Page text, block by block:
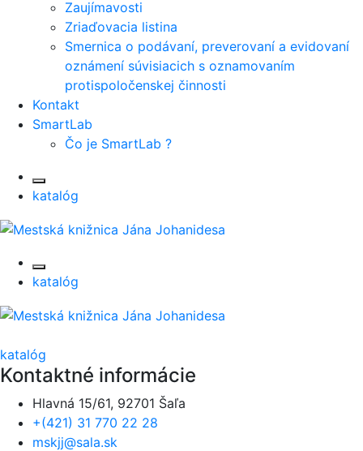
Zaujímavosti
Zriaďovacia listina
Smernica o podávaní, preverovaní a evidovaní
oznámení súvisiacich s oznamovaním
protispoločenskej činnosti
Kontakt
SmartLab
Čo je SmartLab ?
katalóg
katalóg
katalóg
Kontaktné informácie
Hlavná 15/61, 92701 Šaľa
+(421) 31 770 22 28
mskjj@sala.sk